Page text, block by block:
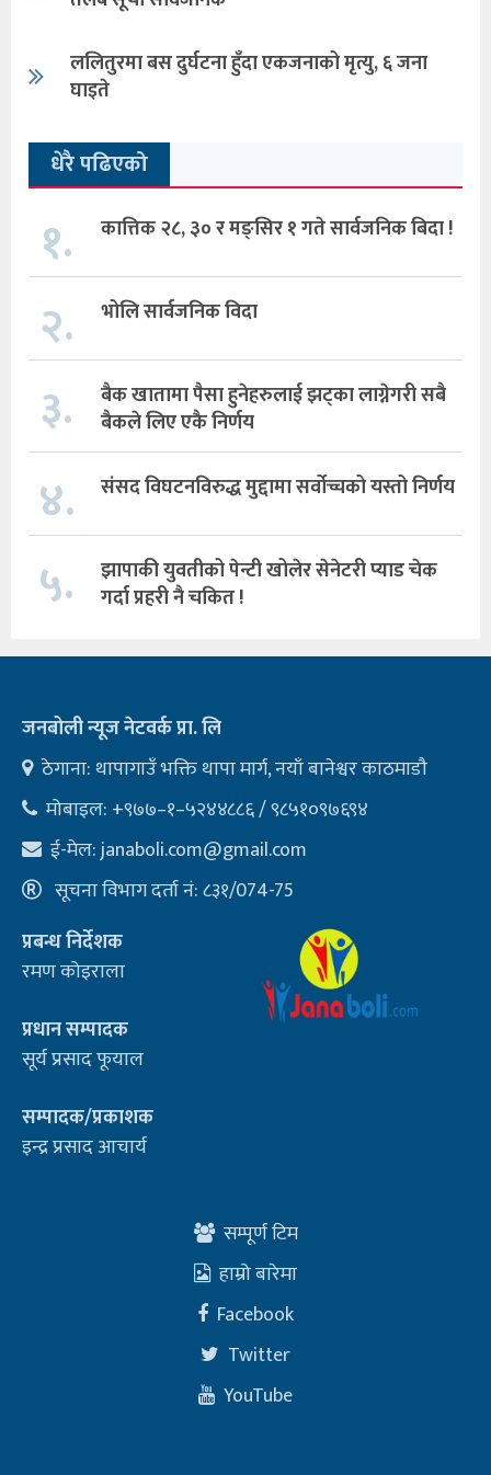
ललितुरमा बस दुर्घटना हुँदा एकजनाको मृत्यु, ६ जना
घाइते
धेरै पढिएको
१. कात्तिक २८, ३० र मङ्सिर १ गते सार्वजनिक बिदा !
२. भोलि सार्वजनिक विदा
३.
बैक खातामा पैसा हुनेहरुलाई झट्का लाग्नेगरी सबै
बैकले लिए एकै निर्णय
४. संसद विघटनविरुद्ध मुद्दामा सर्वोच्चको यस्तो निर्णय
५.
झापाकी युवतीको पेन्टी खोलेर सेनेटरी प्याड चेक
गर्दा प्रहरी नै चकित !
जनबोली न्यूज नेटवर्क प्रा. लि
ठेगाना: थापागाउँ भक्ति थापा मार्ग, नयाँ बानेश्वर काठमाडौ
मोबाइल: +९७७–१–५२४४८८६ / ९८५१०९७६९४
ई-मेल:janaboli.com@gmail.com
सूचना विभाग दर्ता नं: ८३१/074-75
प्रबन्ध निर्देशक
रमण कोइराला
प्रधान सम्पादक
सूर्य प्रसाद फूयाल
सम्पादक/प्रकाशक
इन्द्र प्रसाद आचार्य
सम्पूर्ण टिम
हाम्रो बारेमा
Facebook
Twitter
YouTube